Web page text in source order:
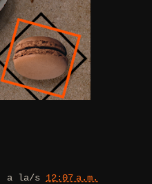
a la/s 12:07 a.m.